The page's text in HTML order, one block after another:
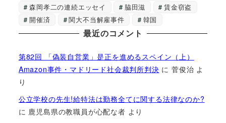
森岡孝二の連続エッセイ
脇田滋
賃金窃盗
開催済
関大不当解雇事件 韓国
最近のコメント
第82回 「偽装自営業」是正を進めるスペイン（上）
Amazon事件・マドリード社会裁判所判決 に菅俊治 よ
り
公立学校の先生!給特法は勤務全てに関する法律なのか?
に 鹿児島県の教職員が心配な者 より